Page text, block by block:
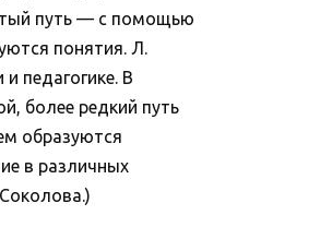
путь — с помощью
понятия. Л.
педагогике. В
более редкий путь
образуются
в различных